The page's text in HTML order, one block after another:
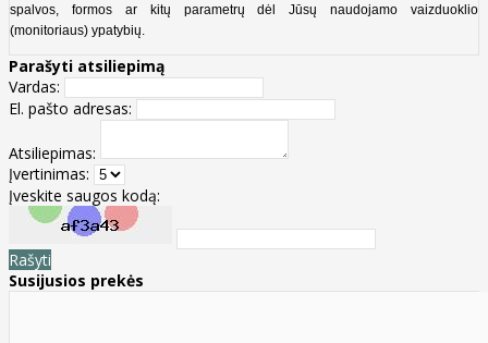
spalvos, formos ar kitų parametrų dėl Jūsų naudojamo vaizduoklio
(monitoriaus) ypatybių.
Parašyti atsiliepimą
Vardas:
El. pašto adresas:
Atsiliepimas:
Įvertinimas:
Įveskite saugos kodą:
Rašyti
Susijusios prekės